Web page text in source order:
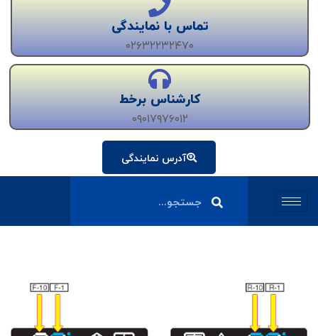
تماس با نمایندگی
۰۲۶۳۲۲۳۲۴۷۰
کارشناس برخط
۰۹۰۱۷۹۷۶۰۱۲
آدرس نمایندگی